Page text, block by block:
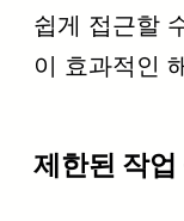
쉽게 접근할
이 효과적인
제한된 작